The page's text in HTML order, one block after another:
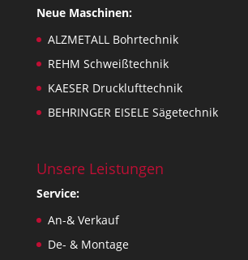
Neue Maschinen:
ALZMETALL Bohrtechnik
REHM Schweißtechnik
KAESER Drucklufttechnik
BEHRINGER EISELE Sägetechnik
Unsere Leistungen
Service:
An-& Verkauf
De- & Montage